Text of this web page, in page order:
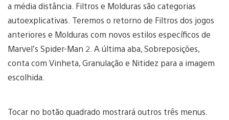
a média distância. Filtros e Molduras são categorias
autoexplicativas. Teremos o retorno de Filtros dos jogos
anteriores e Molduras com novos estilos específicos de
Marvel’s Spider-Man 2. A última aba, Sobreposições,
conta com Vinheta, Granulação e Nitidez para a imagem
escolhida.
Tocar no botão quadrado mostrará outros três menus.